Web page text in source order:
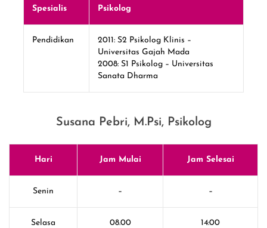
Spesialis Psikolog
Pendidikan
2011: S2 Psikolog Klinis –
Universitas Gajah Mada
2008: S1 Psikolog – Universitas
Sanata Dharma
Susana Pebri, M.Psi, Psikolog
Hari Jam Mulai Jam Selesai
Senin – –
Selasa 08.00 14:00